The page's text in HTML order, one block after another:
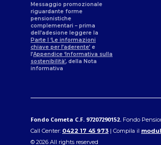
Messaggio promozionale
riguardante forme
pensionistiche
complementari – prima
dell’adesione leggere la
Parte I ‘Le informazioni
chiave per l’aderente’ e
l’Appendice ‘Informativa sulla
sostenibilità’, della Nota
informativa
Fondo Cometa C.F. 97207290152. Fondo
Call Center: 0422 17 45 973 | Compila il
© 2026 All rights reserved